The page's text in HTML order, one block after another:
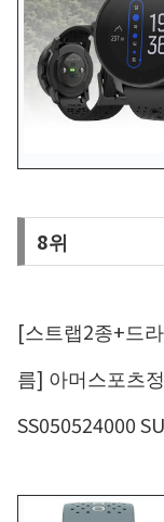
8위
[스트랩2종+드
름] 아머스포츠
SS050524000